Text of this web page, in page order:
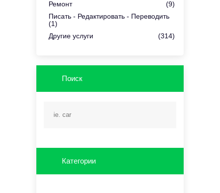
Ремонт
(9)
Писать - Редактировать - Переводить
(1)
Другие услуги
(314)
Поиск
Категории